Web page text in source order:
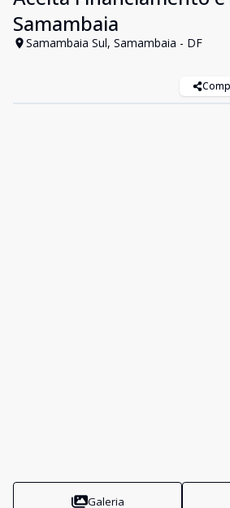
Samambaia
Samambaia Sul, Samambaia - DF
Galeria